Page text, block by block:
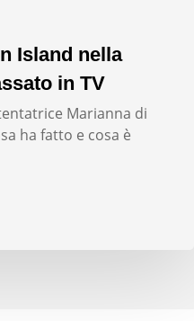
Island nella
in TV
Marianna di
ha fatto e cosa è